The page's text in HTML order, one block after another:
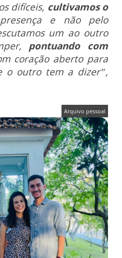
difíceis, cultivamos o
e não pelo
um ao outro
pontuando com
coração aberto para
o outro tem a dizer”,
Arquivo pessoal